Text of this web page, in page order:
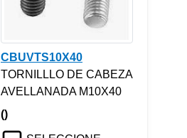
CBUVTS10X40
TORNILLLO DE CABEZA
AVELLANADA M10X40
()